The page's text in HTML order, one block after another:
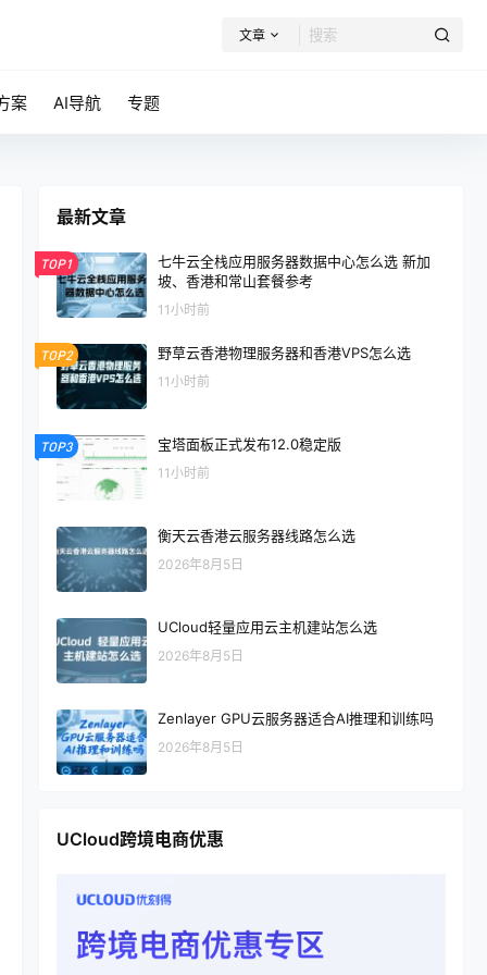
文章
案 AI导航 专题
最新文章
TOP1
七牛云全栈应用服务器数据中心怎么选 新加
坡、香港和常山套餐参考
11小时前
TOP2 野草云香港物理服务器和香港VPS怎么选
11小时前
TOP3 宝塔面板正式发布12.0稳定版
11小时前
衡天云香港云服务器线路怎么选
2026年8月5日
UCloud轻量应用云主机建站怎么选
2026年8月5日
Zenlayer GPU云服务器适合AI推理和训练吗
2026年8月5日
UCloud跨境电商优惠